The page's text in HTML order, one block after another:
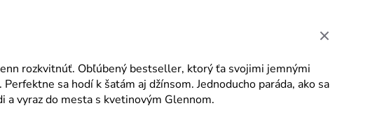
rozkvitnúť. Obľúbený bestseller, ktorý ťa svojimi jemnými
sa hodí k šatám aj džínsom. Jednoducho paráda, ako sa
a vyraz do mesta s kvetinovým Glennom.